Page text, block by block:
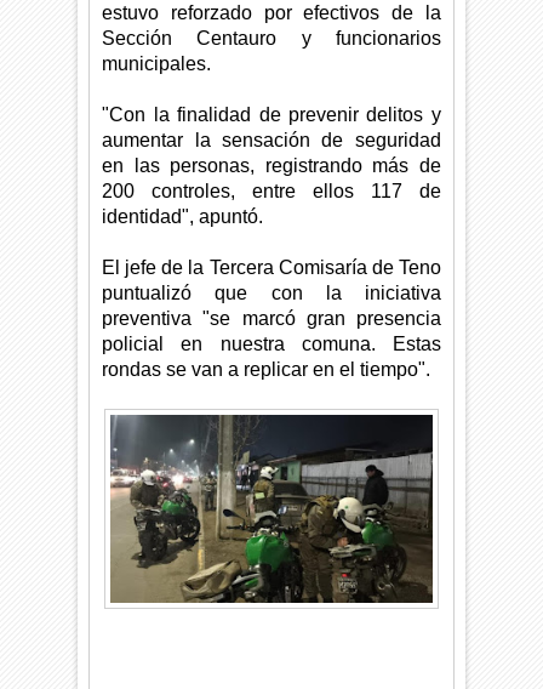
estuvo reforzado por efectivos de la
Sección Centauro y funcionarios
municipales.
"Con la finalidad de prevenir delitos y
aumentar la sensación de seguridad
en las personas, registrando más de
200 controles, entre ellos 117 de
identidad", apuntó.
El jefe de la Tercera Comisaría de Teno
puntualizó que con la iniciativa
preventiva "se marcó gran presencia
policial en nuestra comuna. Estas
rondas se van a replicar en el tiempo".